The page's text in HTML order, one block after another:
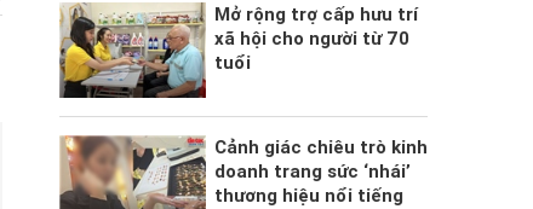
Mở rộng trợ cấp hưu trí
xã hội cho người từ 70
tuổi
Cảnh giác chiêu trò kinh
doanh trang sức ‘nhái’
thương hiệu nổi tiếng